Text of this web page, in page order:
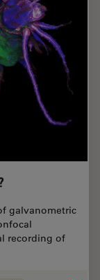
galvanometric
recording of